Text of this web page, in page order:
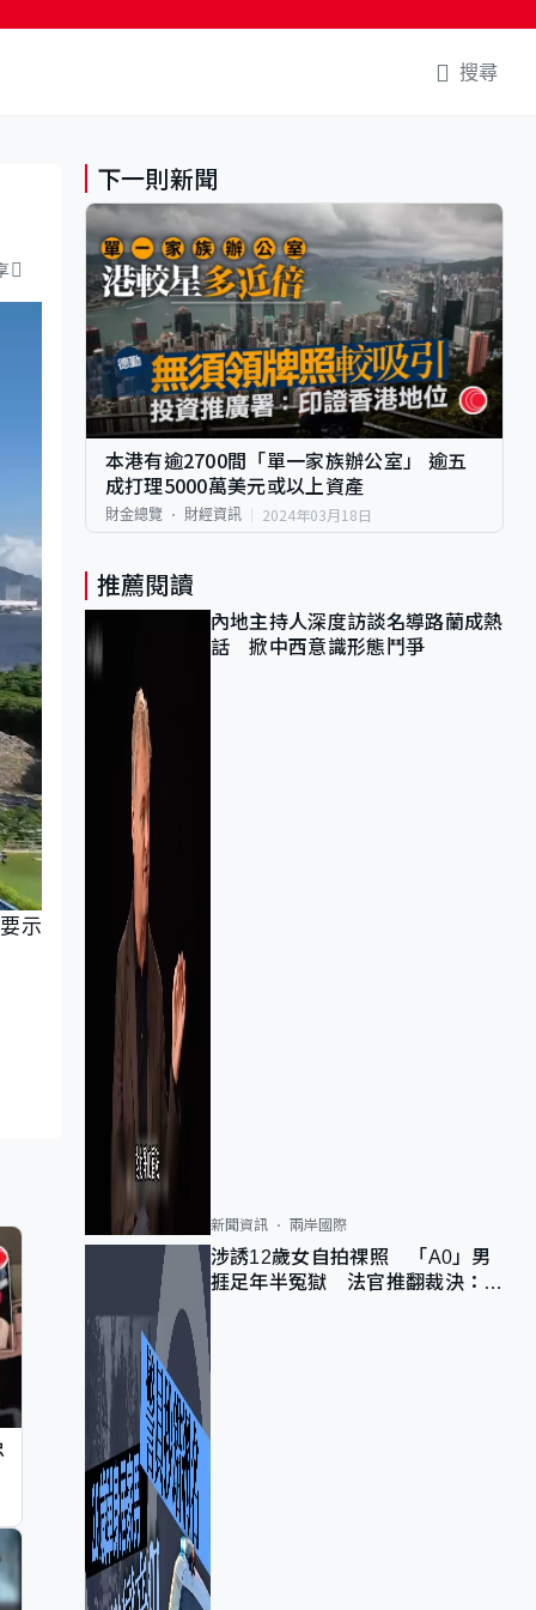
搜尋
示
下一則新聞
本港有逾2700間「單一家族辦公室」 逾五
成打理5000萬美元或以上資產
財金總覽 財經資訊 2024年03月18日
推薦閱讀
內地主持人深度訪談名導路蘭成熱
話 掀中西意識形態鬥爭
新聞資訊 兩岸國際
涉誘12歲女自拍祼照 「A0」男
捱足年半冤獄 法官推翻裁決：抄